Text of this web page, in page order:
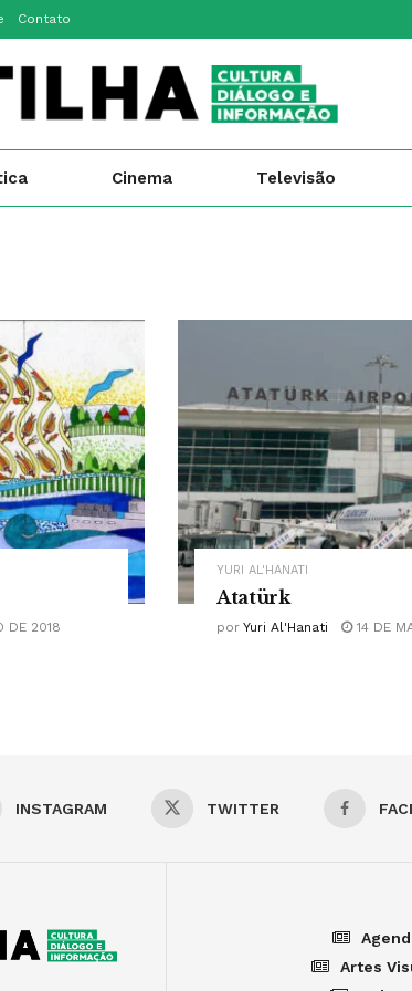
Contato
Cinema Televisão
DE 2018
YURI AL'HANATI
Atatürk
por Yuri Al'Hanati 14 DE
INSTAGRAM TWITTER
Artes